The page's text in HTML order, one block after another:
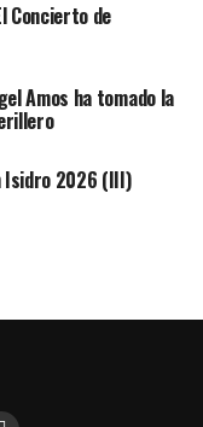
Concierto de
Amos ha tomado la
Isidro 2026 (III)